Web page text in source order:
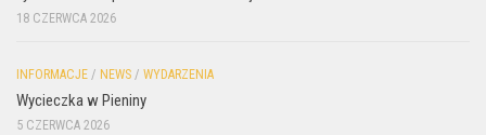
18 CZERWCA 2026
INFORMACJE / NEWS / WYDARZENIA
Wycieczka w Pieniny
5 CZERWCA 2026